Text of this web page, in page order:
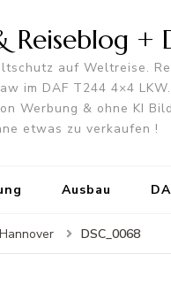
Reiseblog +
auf Weltreise.
im DAF T244 4×4
Werbung & ohne KI
etwas zu verkaufen !
Ausbau
DSC_0068